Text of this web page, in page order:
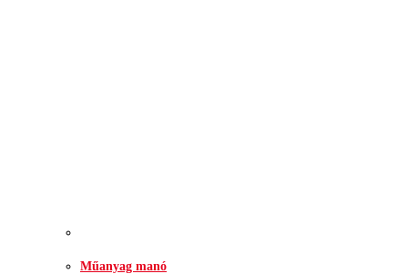
Műanyag manó